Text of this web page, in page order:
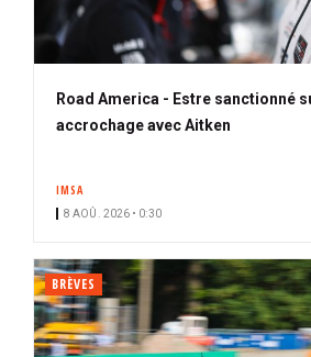
Road America - Estre sanctionné
accrochage avec Aitken
IMSA
8 AOÛ. 2026 • 0:30
BRÈVES